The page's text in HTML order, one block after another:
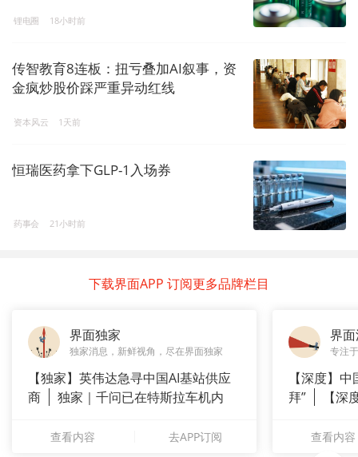
锂电圈 18小时前
传智教育8连板：扭亏叠加AI叙事，资
金疯炒股价踩严重异动红线
资本风云 1天前
恒瑞医药拿下GLP-1入场券
药事会 21小时前
下载界面APP 订阅更多品牌栏目
界面独家
独家消息，新鲜视角，尽在界面独家
【独家】英伟达急寻中国AI基站供应
商
独家｜千问已在特斯拉车机内
查看内容 去APP订阅
界
专注
【深度】
拜”
【
查看内容